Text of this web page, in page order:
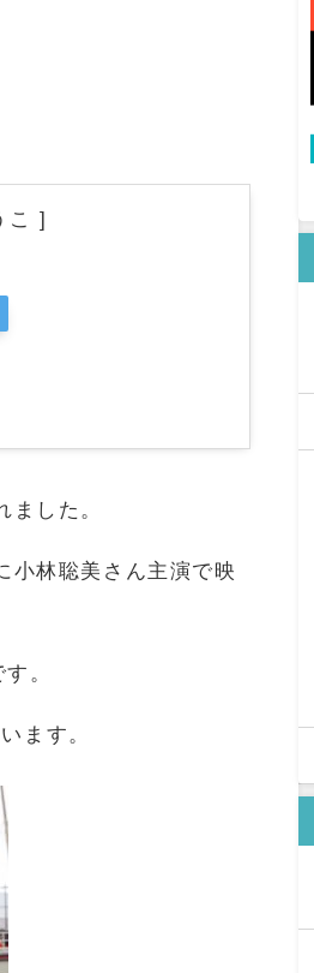
こ ]
した。
小林聡美さん主演で映
。
ます。